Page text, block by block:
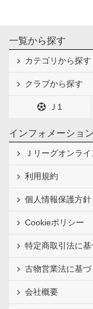
一覧から探す
カテゴリから探す
クラブから探す
Ｊ1
インフォメーション
Ｊリーグオンラ
利用規約
個人情報保護方針
Cookieポリシー
特定商取引法に
古物営業法に基
会社概要